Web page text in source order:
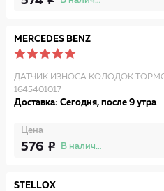
MERCEDES BENZ
ДАТЧИК ИЗНОСА КОЛОДОК
1645401017
Доставка: Сегодня, после 9 утра
Цена
576 В наличии
STELLOX